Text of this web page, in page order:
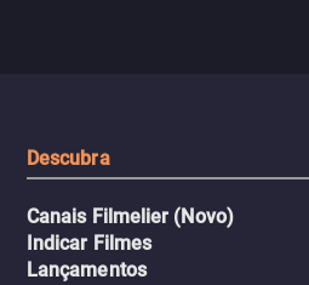
Descubra
Canais Filmelier (Novo)
Indicar Filmes
Lançamentos